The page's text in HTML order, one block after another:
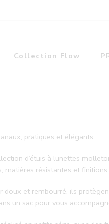
Collection Flow
pratiques et élégants
d’étuis à lunettes
matières résistantes et finitions
doux et rembourré, ils
un sac pour vous